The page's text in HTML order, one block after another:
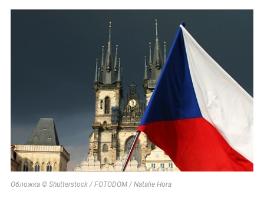
Обложка © Shutterstock / FOTODOM / Natalie Hora